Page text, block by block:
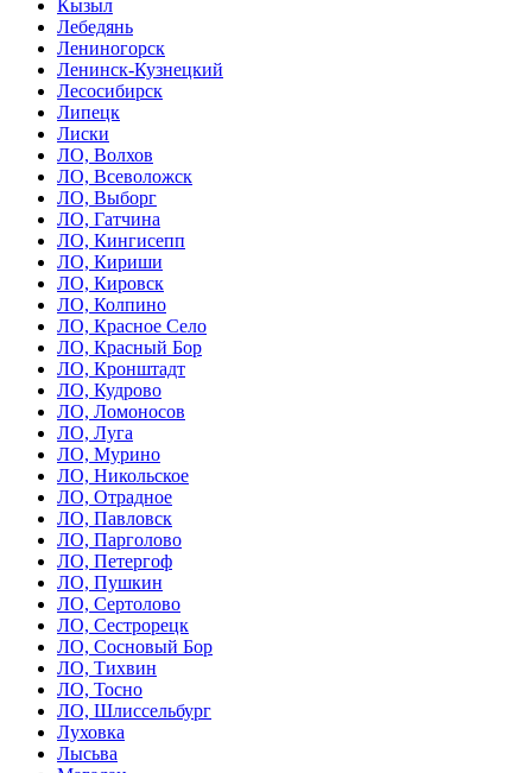
Кызыл
Лебедянь
Лениногорск
Ленинск-Кузнецкий
Лесосибирск
Липецк
Лиски
ЛО, Волхов
ЛО, Всеволожск
ЛО, Выборг
ЛО, Гатчина
ЛО, Кингисепп
ЛО, Кириши
ЛО, Кировск
ЛО, Колпино
ЛО, Красное Село
ЛО, Красный Бор
ЛО, Кронштадт
ЛО, Кудрово
ЛО, Ломоносов
ЛО, Луга
ЛО, Мурино
ЛО, Никольское
ЛО, Отрадное
ЛО, Павловск
ЛО, Парголово
ЛО, Петергоф
ЛО, Пушкин
ЛО, Сертолово
ЛО, Сестрорецк
ЛО, Сосновый Бор
ЛО, Тихвин
ЛО, Тосно
ЛО, Шлиссельбург
Луховка
Лысьва